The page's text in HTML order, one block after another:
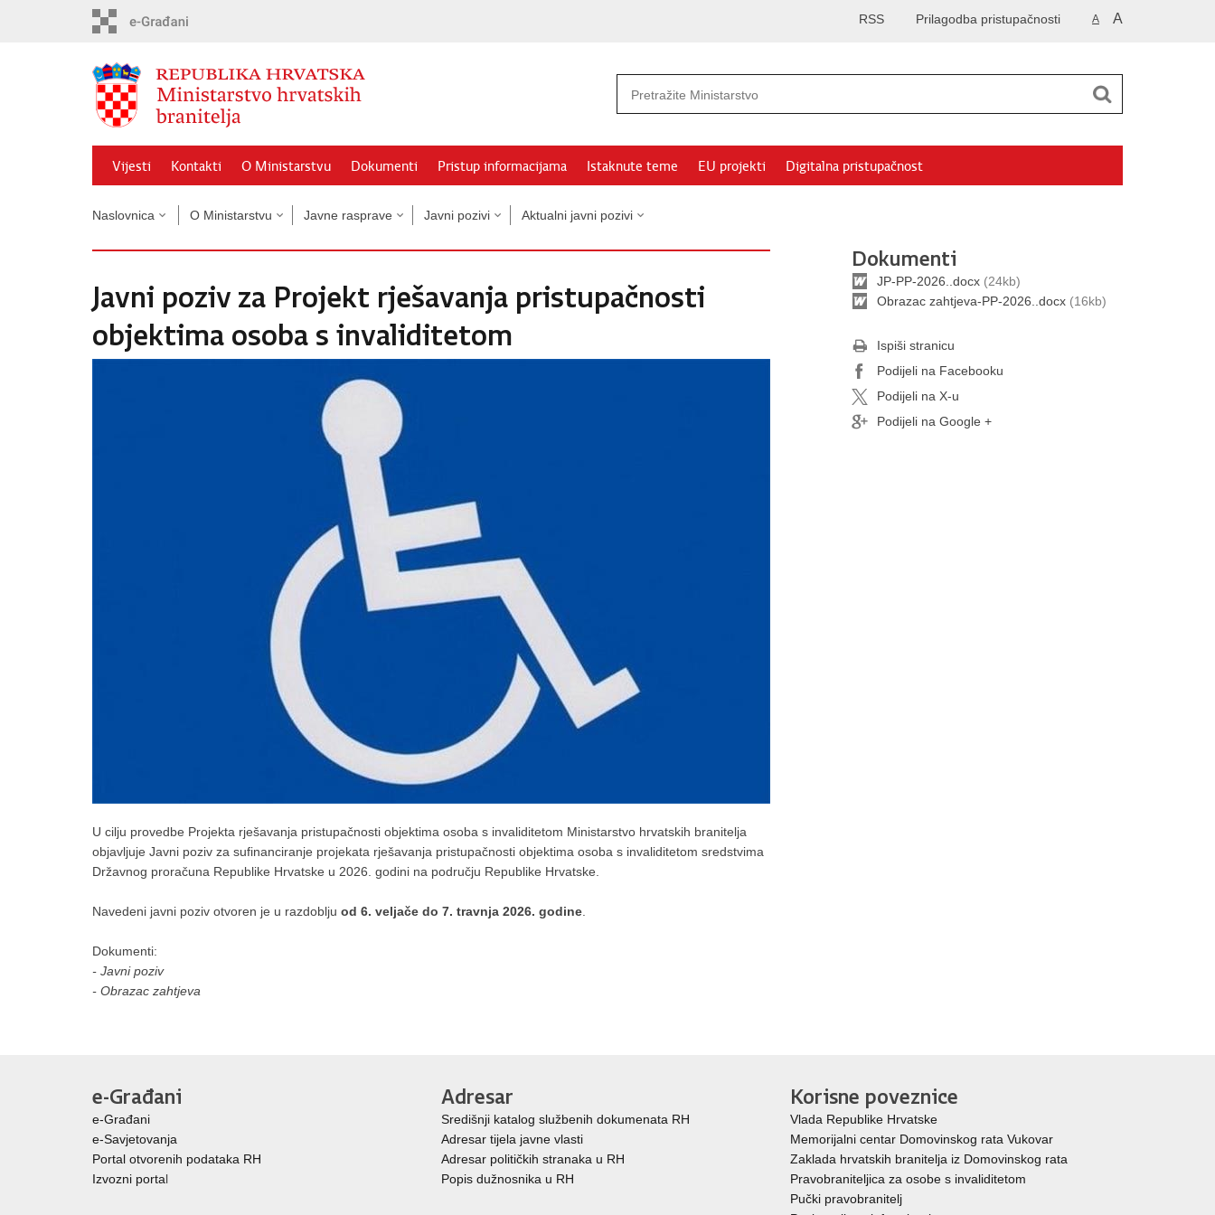
A A
Prilagodba pristupačnosti
RSS
Vijesti Kontakti O Ministarstvu Dokumenti Pristup informacijama Istaknute teme EU projekti Digitalna pristupačnost
Naslovnica O Ministarstvu Javne rasprave Javni pozivi Aktualni javni pozivi
Javni poziv za Projekt rješavanja pristupačnosti
objektima osoba s invaliditetom
U cilju provedbe Projekta rješavanja pristupačnosti objektima osoba s invaliditetom Ministarstvo hrvatskih branitelja
objavljuje Javni poziv za sufinanciranje projekata rješavanja pristupačnosti objektima osoba s invaliditetom sredstvima
Državnog proračuna Republike Hrvatske u 2026. godini na području Republike Hrvatske.
Navedeni javni poziv otvoren je u razdoblju od 6. veljače do 7. travnja 2026. godine
Dokumenti:
- Javni poziv
- Obrazac zahtjeva
Dokumenti
JP-PP-2026..docx (24kb)
Obrazac zahtjeva-PP-2026..docx (16kb)
Ispiši stranicu
Podijeli na Facebooku
Podijeli na X-u
Podijeli na Google +
e-Građani
e-Građani
e-Savjetovanja
Portal otvorenih podataka RH
Izvozni portal
Adresar
Središnji katalog službenih dokumenata RH
Adresar tijela javne vlasti
Adresar političkih stranaka u RH
Popis dužnosnika u RH
Korisne poveznice
Vlada Republike Hrvatske
Memorijalni centar Domovinskog rata Vukovar
Zaklada hrvatskih branitelja iz Domovinskog rata
Pravobraniteljica za osobe s invaliditetom
Pučki pravobranitelj